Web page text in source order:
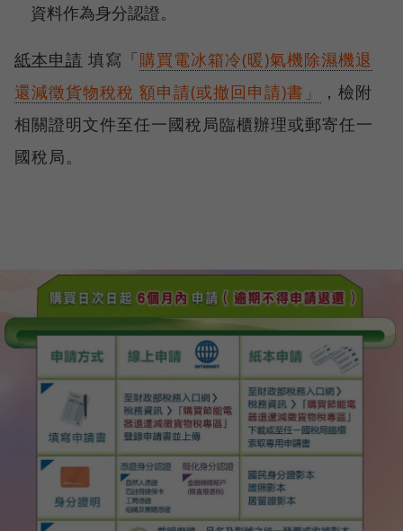
資料作為身分認證。
紙本申請 填寫「購買電冰箱冷(暖)氣機除濕機退
還減徵貨物稅稅 額申請(或撤回申請)書」
，檢附
相關證明文件至任一國稅局臨櫃辦理或郵寄任一
國稅局。